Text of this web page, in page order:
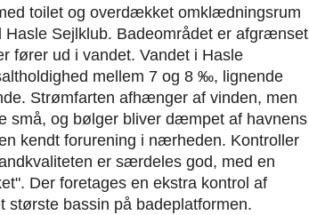
toilet og overdækket omklædningsrum
Hasle Sejlklub. Badeområdet er afgrænset
fører ud i vandet. Vandet i Hasle
mellem 7 og 8 ‰, lignende
Strømfarten afhænger af vinden, men
små, og bølger bliver dæmpet af havnens
kendt forurening i nærheden. Kontroller
er særdeles god, med en
Der foretages en ekstra kontrol af
største bassin på badeplatformen.